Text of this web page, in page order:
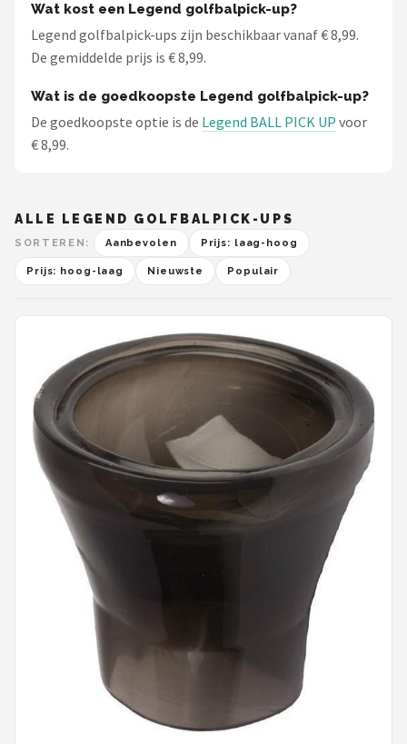
Wat kost een Legend golfbalpick-up?
Legend golfbalpick-ups zijn beschikbaar vanaf € 8,99.
De gemiddelde prijs is € 8,99.
Wat is de goedkoopste Legend golfbalpick-up?
De goedkoopste optie is de Legend BALL PICK UP voor
€ 8,99.
ALLE LEGEND GOLFBALPICK-UPS
SORTEREN: Aanbevolen Prijs: laag-hoog
Prijs: hoog-laag Nieuwste Populair